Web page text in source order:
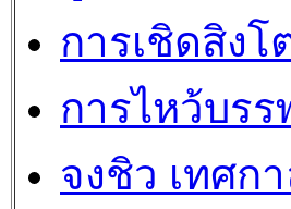
การเชิดสิงโ
การไหว้บร
จงชิว เทศก